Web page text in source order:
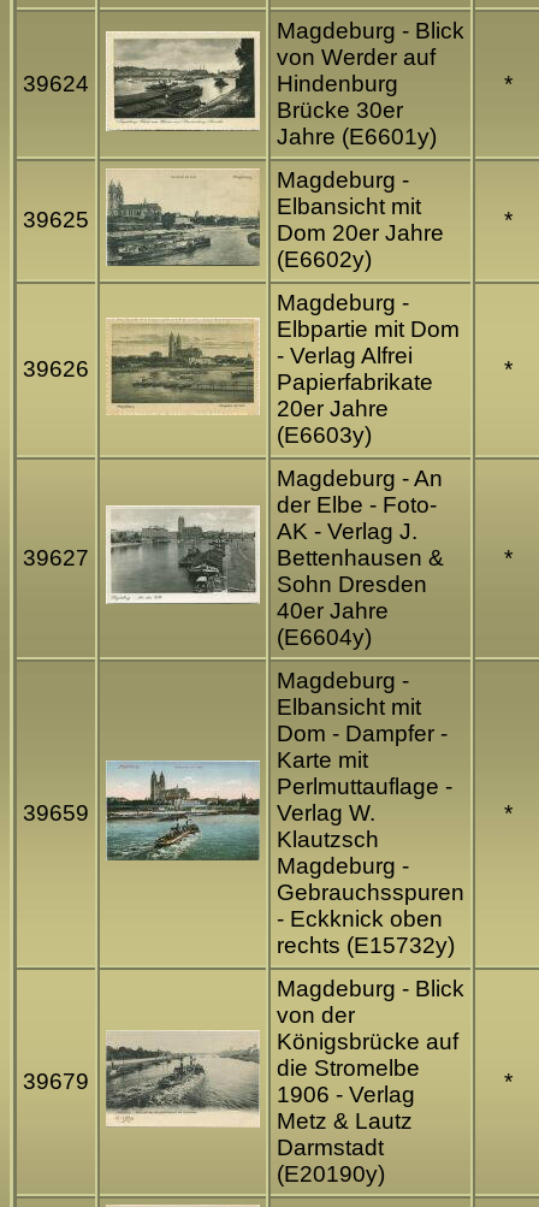
39624
Magdeburg - Blick
von Werder auf
Hindenburg
Brücke 30er
Jahre (E6601y)
*
39625
Magdeburg -
Elbansicht mit
Dom 20er Jahre
(E6602y)
*
39626
Magdeburg -
Elbpartie mit Dom
- Verlag Alfrei
Papierfabrikate
20er Jahre
(E6603y)
*
39627
Magdeburg - An
der Elbe - Foto-
AK - Verlag J.
Bettenhausen &
Sohn Dresden
40er Jahre
(E6604y)
*
39659
Magdeburg -
Elbansicht mit
Dom - Dampfer -
Karte mit
Perlmuttauflage -
Verlag W.
Klautzsch
Magdeburg -
Gebrauchsspuren
- Eckknick oben
rechts (E15732y)
*
39679
Magdeburg - Blick
von der
Königsbrücke auf
die Stromelbe
1906 - Verlag
Metz & Lautz
Darmstadt
(E20190y)
*